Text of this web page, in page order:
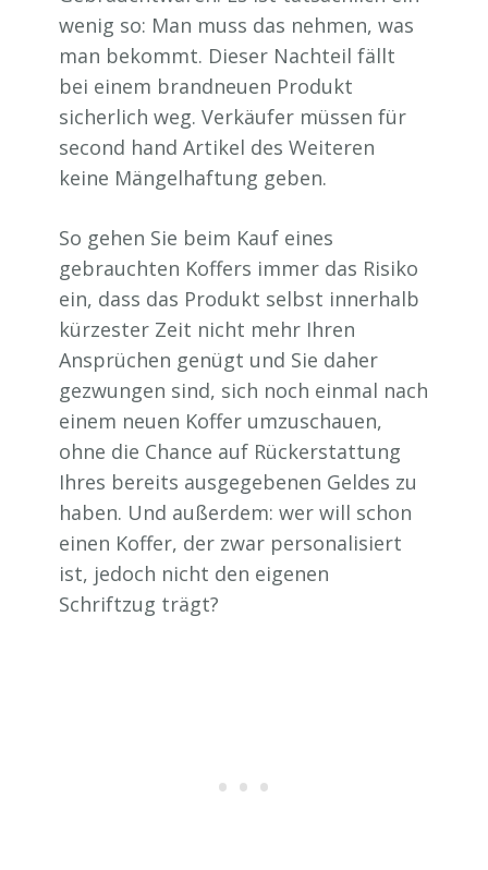
wenig so: Man muss das nehmen, was
man bekommt. Dieser Nachteil fällt
bei einem brandneuen Produkt
sicherlich weg. Verkäufer müssen für
second hand Artikel des Weiteren
keine Mängelhaftung geben.
So gehen Sie beim Kauf eines
gebrauchten Koffers immer das Risiko
ein, dass das Produkt selbst innerhalb
kürzester Zeit nicht mehr Ihren
Ansprüchen genügt und Sie daher
gezwungen sind, sich noch einmal nach
einem neuen Koffer umzuschauen,
ohne die Chance auf Rückerstattung
Ihres bereits ausgegebenen Geldes zu
haben. Und außerdem: wer will schon
einen Koffer, der zwar personalisiert
ist, jedoch nicht den eigenen
Schriftzug trägt?